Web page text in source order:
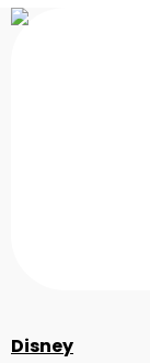
Disney
4